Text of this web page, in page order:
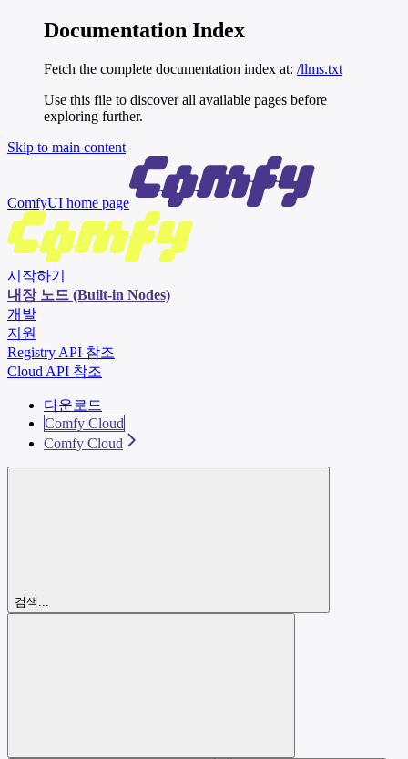
Documentation Index
Fetch the complete documentation index at: /llms.txt
Use this file to discover all available pages before
exploring further.
Skip to main content
ComfyUI home page
시작하기
내장 노드 (Built-in Nodes)
개발
지원
Registry API 참조
Cloud API 참조
다운로드
Comfy Cloud
Comfy Cloud
검색...